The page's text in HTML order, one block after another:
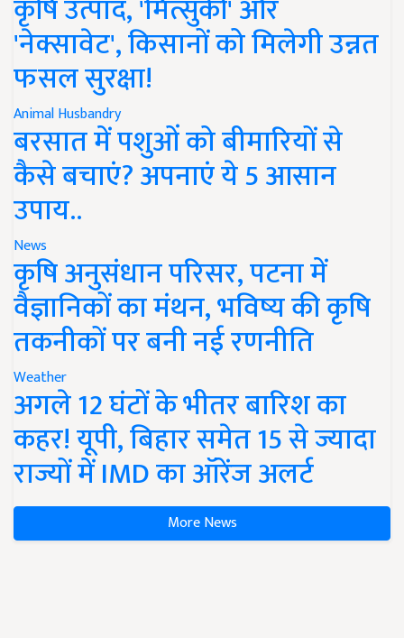
कृषि उत्पाद, 'मित्सुकी' और
'नेक्सावेट', किसानों को मिलेगी उन्नत
फसल सुरक्षा!
Animal Husbandry
बरसात में पशुओं को बीमारियों से
कैसे बचाएं? अपनाएं ये 5 आसान
उपाय..
News
कृषि अनुसंधान परिसर, पटना में
वैज्ञानिकों का मंथन, भविष्य की कृषि
तकनीकों पर बनी नई रणनीति
Weather
अगले 12 घंटों के भीतर बारिश का
कहर! यूपी, बिहार समेत 15 से ज्यादा
राज्यों में IMD का ऑरेंज अलर्ट
More News